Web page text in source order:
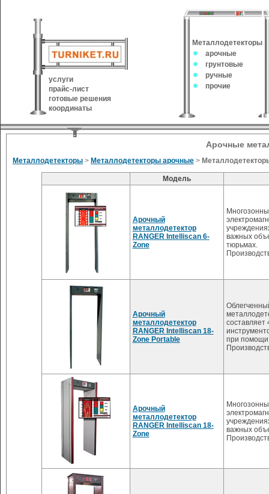
услуги
прайс-лист
готовые решения
координаты
Металлодетекторы
арочные
грунтовые
ручные
прочие
Арочные
Металлодетекторы > Металлодетекторы арочные >
Модель
Арочный
металлодетектор
RANGER Intelliscan 6-
Zone
важных
тюрьмах.
Арочный
металлодетектор
RANGER Intelliscan 18-
Zone Portable
составляет
при помощи
Арочный
металлодетектор
RANGER Intelliscan 18-
Zone
важных